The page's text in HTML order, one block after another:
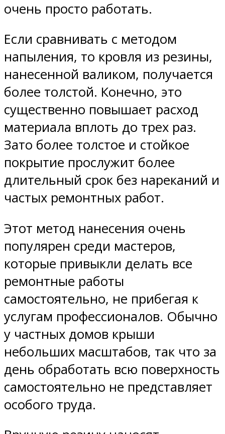
очень просто работать.
Если сравнивать с методом
напыления, то кровля из резины,
нанесенной валиком, получается
более толстой. Конечно, это
существенно повышает расход
материала вплоть до трех раз.
Зато более толстое и стойкое
покрытие прослужит более
длительный срок без нареканий и
частых ремонтных работ.
Этот метод нанесения очень
популярен среди мастеров,
которые привыкли делать все
ремонтные работы
самостоятельно, не прибегая к
услугам профессионалов. Обычно
у частных домов крыши
небольших масштабов, так что за
день обработать всю поверхность
самостоятельно не представляет
особого труда.